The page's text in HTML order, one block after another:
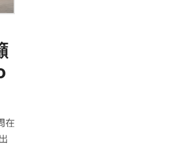
在